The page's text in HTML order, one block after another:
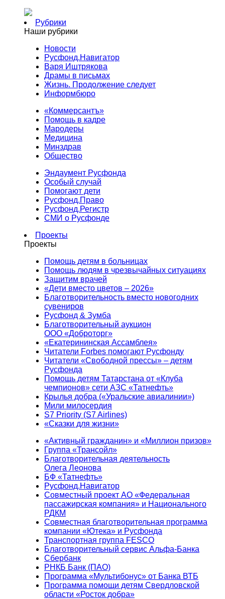
Рубрики
Наши рубрики
Новости
Русфонд.Навигатор
Варя Иштрякова
Драмы в письмах
Жизнь. Продолжение следует
Информбюро
«Коммерсантъ»
Помощь в кадре
Мародеры
Медицина
Минздрав
Общество
Эндаумент Русфонда
Особый случай
Помогают дети
Русфонд.Право
Русфонд.Регистр
СМИ о Русфонде
Проекты
Проекты
Помощь детям в больницах
Помощь людям в чрезвычайных ситуациях
Защитим врачей
«Дети вместо цветов – 2026»
Благотворительность вместо новогодних
сувениров
Русфонд & Зумба
Благотворительный аукцион
ООО «Доброторг»
«Екатерининская Ассамблея»
Читатели Forbes помогают Русфонду
Читатели «Свободной прессы» – детям
Русфонда
Помощь детям Татарстана от «Клуба
чемпионов» сети АЗС «Татнефть»
Крылья добра («Уральские авиалинии»)
Мили милосердия
S7 Priority (S7 Airlines)
«Сказки для жизни»
«Активный гражданин» и «Миллион призов»
Группа «Трансойл»
Благотворительная деятельность
Олега Леонова
БФ «Татнефть»
Русфонд.Навигатор
Совместный проект АО «Федеральная
пассажирская компания» и Национального
РДКМ
Совместная благотворительная программа
компании «Ютека» и Русфонда
Транспортная группа FESCO
Благотворительный сервис Альфа-Банка
Сбербанк
РНКБ Банк (ПАО)
Программа «Мультибонус» от Банка ВТБ
Программа помощи детям Свердловской
области «Росток добра»